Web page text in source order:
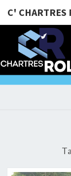
C' CHARTRES